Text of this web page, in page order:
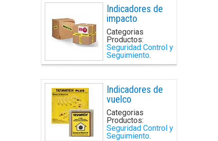
Indicadores de
impacto
Categorias
Productos:
Seguridad Control y
Seguimiento.
Indicadores de
vuelco
Categorias
Productos:
Seguridad Control y
Seguimiento.